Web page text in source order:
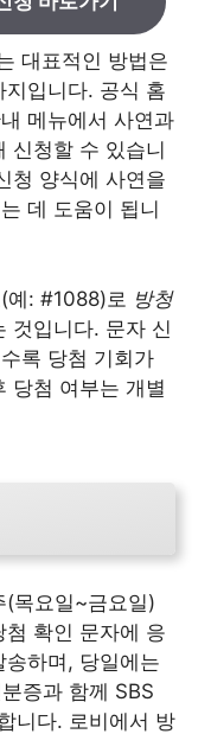
대표적인 방법은
입니다. 공식 홈
메뉴에서 사연과
신청할 수 있습니
청 양식에 사연을
데 도움이 됩니
예: #1088)로 방청
것입니다. 문자 신
록 당첨 기회가
당첨 여부는 개별
(목요일~금요일)
확인 문자에 응
하며, 당일에는
증과 함께 SBS
니다. 로비에서 방